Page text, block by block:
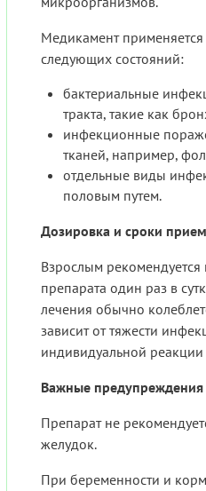
Медикамент
следующих состояний:
бактериальные
тракта, такие как
инфекционные
тканей, например,
отдельные виды
половым путем.
Дозировка и сроки
Взрослым
препарата один раз в
лечения обычно
зависит от тяжести
индивидуальной
Важные предупреждения
Препарат не
желудок.
При беременности и